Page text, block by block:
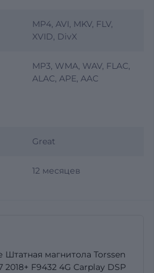
MP4, AVI, MKV, FLV,
XVID, DivX
MP3, WMA, WAV, FLAC,
ALAC, APE, AAC
Great
12 месяцев
Штатная магнитола Torssen
F9432 4G Carplay DSP